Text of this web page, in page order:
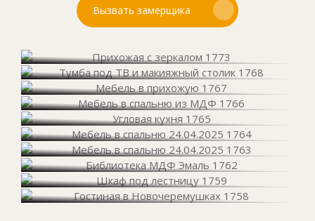
Вызвать замерщика